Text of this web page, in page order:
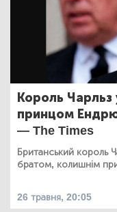
Король Чарльз
принцом Ендрю
— The Times
Британський король
братом, колишнім
26 травня, 20:05